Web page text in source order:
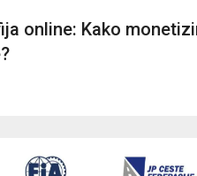
online: Kako